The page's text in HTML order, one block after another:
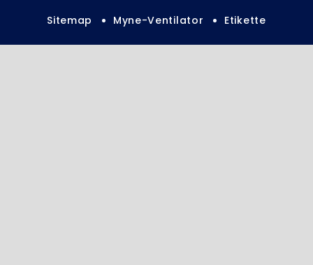
Sitemap Myne-Ventilator Etikette